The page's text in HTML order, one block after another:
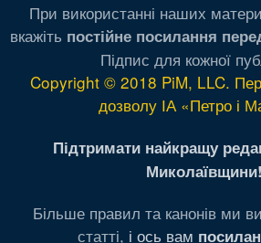
При використанні наших
вкажіть постійне посилання
Підпис для кожної
Copyright © 2018 PiM, LLC.
дозволу ІА «Петро і
Підтримати найкращу
Миколаївщини!
Більше правил та канонів ми
статті, і ось вам